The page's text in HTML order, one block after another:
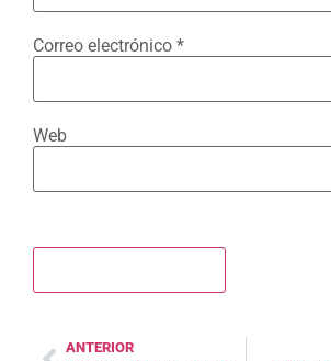
Correo electrónico *
Web
ANTERIOR